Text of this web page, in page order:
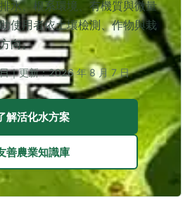
水、根系環境、有機質與微量
使用者依土壤檢測、作物與栽
向。
｜更新：2026 年 8 月 7 日
解活化水方案
善農業知識庫